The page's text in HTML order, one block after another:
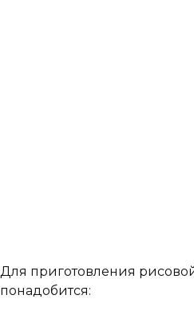
Для приготовления
понадобится: